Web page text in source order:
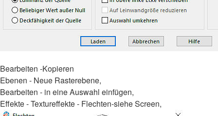
Bearbeiten -Kopieren
Ebenen - Neue Rasterebene,
Bearbeiten - in eine Auswahl einfügen,
Effekte - Textureffekte - Flechten-siehe Screen,